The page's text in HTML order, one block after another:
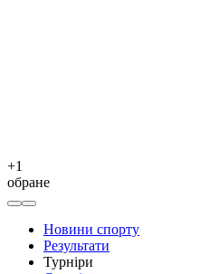
+1
обране
Новини спорту
Результати
Турніри